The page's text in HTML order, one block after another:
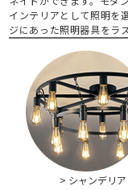
インテリアとして照明を
ジにあった照明器具をラ
> シャンデリア